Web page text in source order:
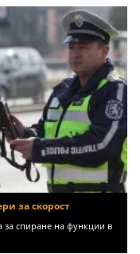
за скорост
за спиране на функции в